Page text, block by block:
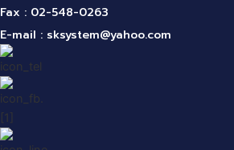
Fax : 02-548-0263
E-mail : sksystem@yahoo.com